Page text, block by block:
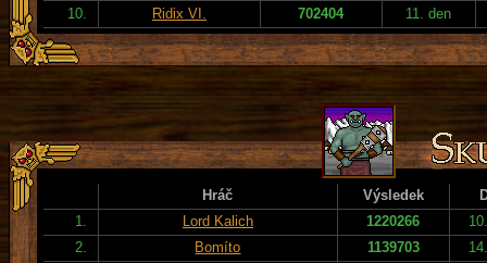
10.
Ridix VI. 702404 11. den
Hráč Výsledek
1.
Lord Kalich 1220266
2.
Bomíto 1139703